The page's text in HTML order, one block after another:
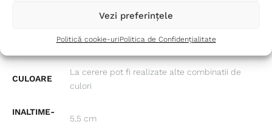
Vezi preferințele
Politică cookie-uriPolitica de Confidențialitate
Piele nappa
Piele naturala
CULOARE
La cerere pot fi realizate alte combinatii de
culori
INALTIME-
5,5 cm